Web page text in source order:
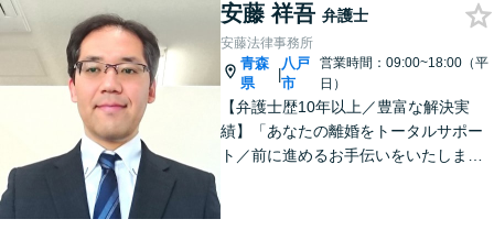
安藤 祥吾 弁護士
安藤法律事務所
青森
県
|
八戸
市
営業時間：09:00~18:00（平
日）
【弁護士歴10年以上／豊富な解決実
績】「あなたの離婚をトータルサポー
ト／前に進めるお手伝いをいたしま